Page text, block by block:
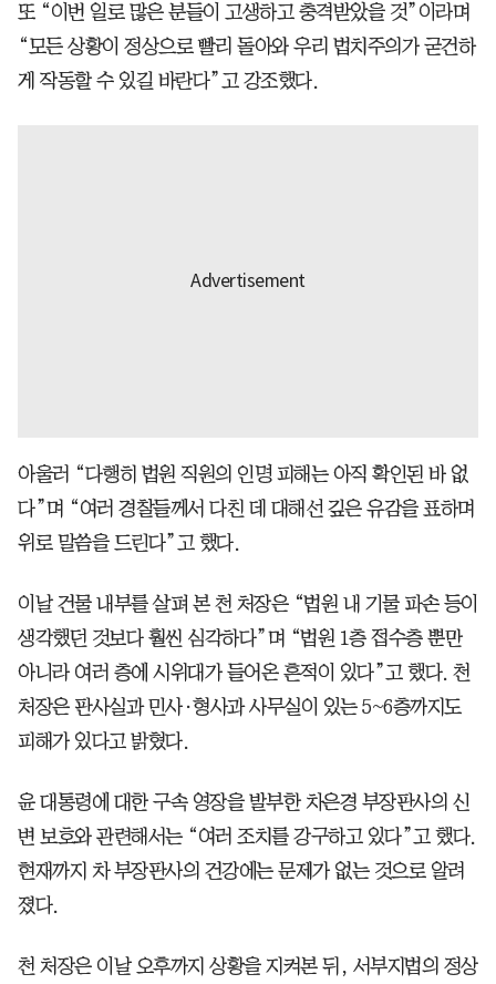
또 “이번 일로 많은 분들이 고생하고 충격받았을 것”이라며
“모든 상황이 정상으로 빨리 돌아와 우리 법치주의가 굳건하
게 작동할 수 있길 바란다”고 강조했다.
아울러 “다행히 법원 직원의 인명 피해는 아직 확인된 바 없
다”며 “여러 경찰들께서 다친 데 대해선 깊은 유감을 표하며
위로 말씀을 드린다”고 했다.
이날 건물 내부를 살펴 본 천 처장은 “법원 내 기물 파손 등이
생각했던 것보다 훨씬 심각하다”며 “법원 1층 접수층 뿐만
아니라 여러 층에 시위대가 들어온 흔적이 있다”고 했다. 천
처장은 판사실과 민사·형사과 사무실이 있는 5~6층까지도
피해가 있다고 밝혔다.
윤 대통령에 대한 구속 영장을 발부한 차은경 부장판사의 신
변 보호와 관련해서는 “여러 조치를 강구하고 있다”고 했다.
현재까지 차 부장판사의 건강에는 문제가 없는 것으로 알려
졌다.
천 처장은 이날 오후까지 상황을 지켜본 뒤, 서부지법의 정상